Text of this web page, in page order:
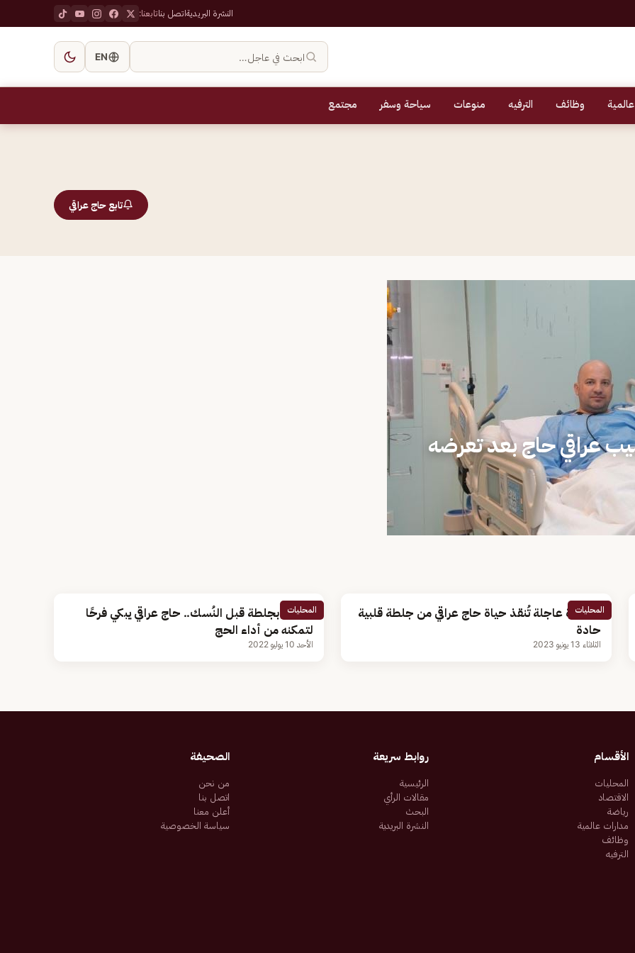
النشرة البريديةاتصل بناتابعنا:
ابحث في عاجل… EN
وظائف الترفيه منوعات سياحة وسفر مجتمع
تابع حاج عراقي
عراقي حاج بعد تعرضه
المحليات
قسطرة عاجلة تُنقذ حياة حاج عراقي من جلطة قلبية
حادة
الثلاثاء 13 يونيو 2023
المحليات
أصيب بجلطة قبل النُسك.. حاج عراقي يبكي فرحًا
لتمكنه من أداء الحج
الأحد 10 يوليو 2022
الأقسام
المحليات
الاقتصاد
رياضة
مدارات عالمية
وظائف
الترفيه
روابط سريعة
الرئيسية
مقالات الرأي
البحث
النشرة البريدية
الصحيفة
من نحن
اتصل بنا
أعلن معنا
سياسة الخصوصية